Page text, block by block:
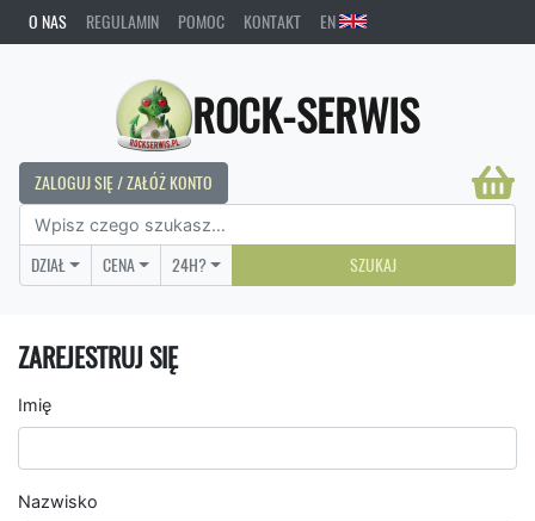
O NAS REGULAMIN POMOC KONTAKT EN
ROCK-SERWIS
ZALOGUJ SIĘ / ZAŁÓŻ KONTO
DZIAŁ CENA 24H? SZUKAJ
ZAREJESTRUJ SIĘ
Imię
Nazwisko